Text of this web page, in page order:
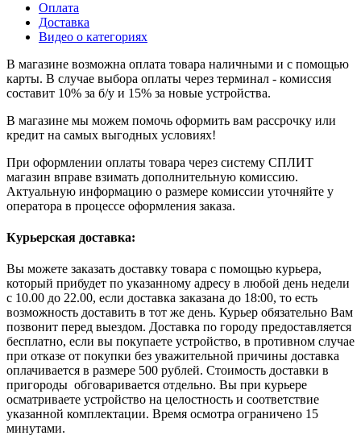
Оплата
Доставка
Видео о категориях
В магазине возможна оплата товара наличными и с помощью
карты. В случае выбора оплаты через терминал - комиссия
составит 10% за б/у и 15% за новые устройства.
В магазине мы можем помочь оформить вам рассрочку или
кредит на самых выгодных условиях!
При оформлении оплаты товара через систему СПЛИТ
магазин вправе взимать дополнительную комиссию.
Актуальную информацию о размере комиссии уточняйте у
оператора в процессе оформления заказа.
Курьерская доставка:
Вы можете заказать доставку товара с помощью курьера,
который прибудет по указанному адресу в любой день недели
с 10.00 до 22.00, если доставка заказана до 18:00, то есть
возможность доставить в тот же день. Курьер обязательно Вам
позвонит перед выездом. Доставка по городу предоставляется
бесплатно, если вы покупаете устройство, в противном случае
при отказе от покупки без уважительной причины доставка
оплачивается в размере 500 рублей. Стоимость доставки в
пригороды обговаривается отдельно. Вы при курьере
осматриваете устройство на целостность и соответствие
указанной комплектации. Время осмотра ограничено 15
минутами.